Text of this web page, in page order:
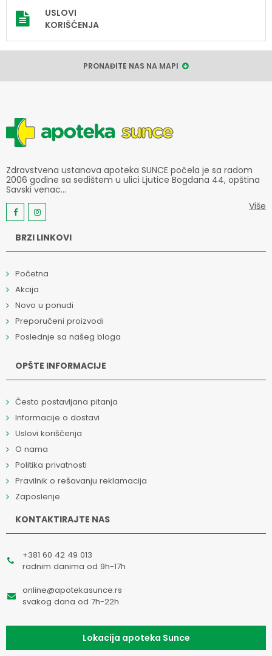
USLOVI
KORIŠĆENJA
PRONAĐITE NAS NA MAPI
Zdravstvena ustanova apoteka SUNCE počela je sa radom
2006 godine sa sedištem u ulici Ljutice Bogdana 44, opština
Savski venac...
Više
BRZI LINKOVI
Početna
Akcija
Novo u ponudi
Preporučeni proizvodi
Poslednje sa našeg bloga
OPŠTE INFORMACIJE
Često postavljana pitanja
Informacije o dostavi
Uslovi korišćenja
O nama
Politika privatnosti
Pravilnik o rešavanju reklamacija
Zaposlenje
KONTAKTIRAJTE NAS
+381 60 42 49 013
radnim danima od 9h-17h
online@apotekasunce.rs
svakog dana od 7h-22h
Lokacija apoteka Sunce